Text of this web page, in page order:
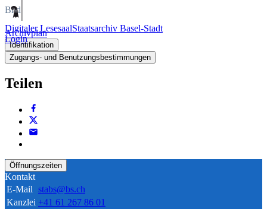
Digitaler LesesaalStaatsarchiv Basel-Stadt
Login
Bild
Archivplan
Identifikation
Zugangs- und Benutzungsbestimmungen
Teilen
Öffnungszeiten
Kontakt
E-Mail stabs@bs.ch
Kanzlei +41 61 267 86 01